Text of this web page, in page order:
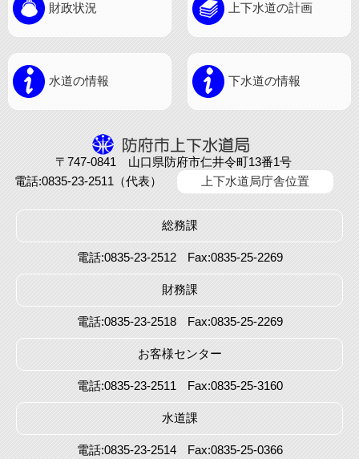
財政状況 上下水道の計画
水道の情報 下水道の情報
〒747-0841 山口県防府市仁井令町13番1号
電話:0835-23-2511（代表）
上下水道局庁舎位置
総務課
電話:0835-23-2512 Fax:0835-25-2269
財務課
電話:0835-23-2518 Fax:0835-25-2269
お客様センター
電話:0835-23-2511 Fax:0835-25-3160
水道課
電話:0835-23-2514 Fax:0835-25-0366